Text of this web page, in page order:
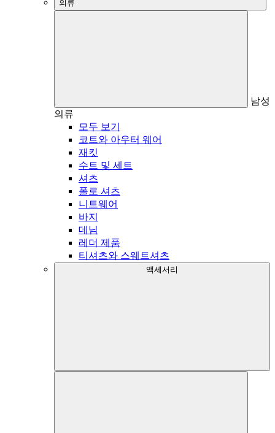
의류
남성
의류
모두 보기
코트와 아우터 웨어
재킷
수트 및 세트
셔츠
폴로 셔츠
니트웨어
바지
데님
레더 제품
티셔츠와 스웨트셔츠
액세서리